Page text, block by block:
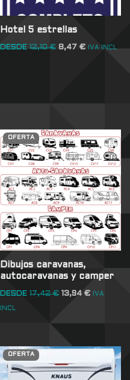
Hotel 5 estrellas
DESDE 12,10€ 8,47€ IVA INCL
OFERTA
Dibujos caravanas,
autocaravanas y camper
DESDE 17,42€ 13,94€ IVA
INCL
OFERTA